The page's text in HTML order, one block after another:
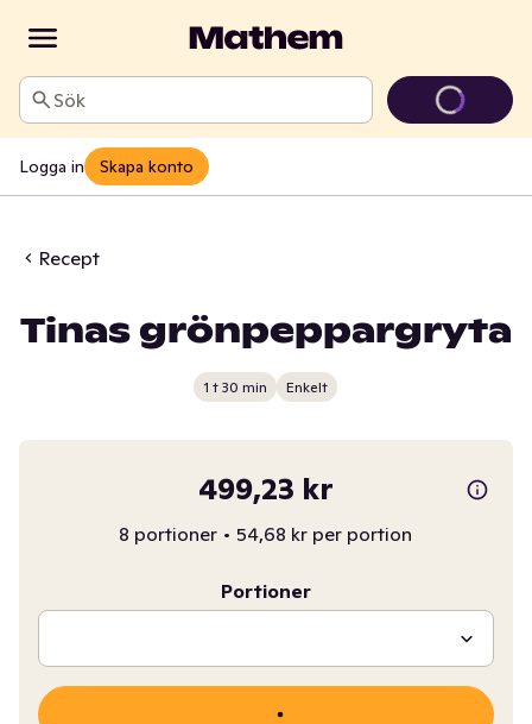
Sök
Logga in Skapa konto
Recept
Tinas grönpeppargryta
1 t 30 min Enkelt
499,23 kr
8 portioner • 54,68 kr per portion
Portioner